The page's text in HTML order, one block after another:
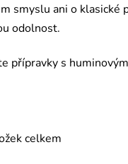
smyslu ani o
odolnost.
přípravky s
celkem